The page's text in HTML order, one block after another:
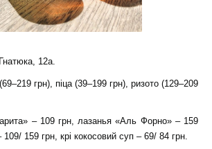
12а.
грн), піца (39–199 грн), ризото (129–209
– 109 грн, лазанья «Аль Форно» – 159
109/ 159 грн, крі кокосовий суп – 69/ 84 грн.